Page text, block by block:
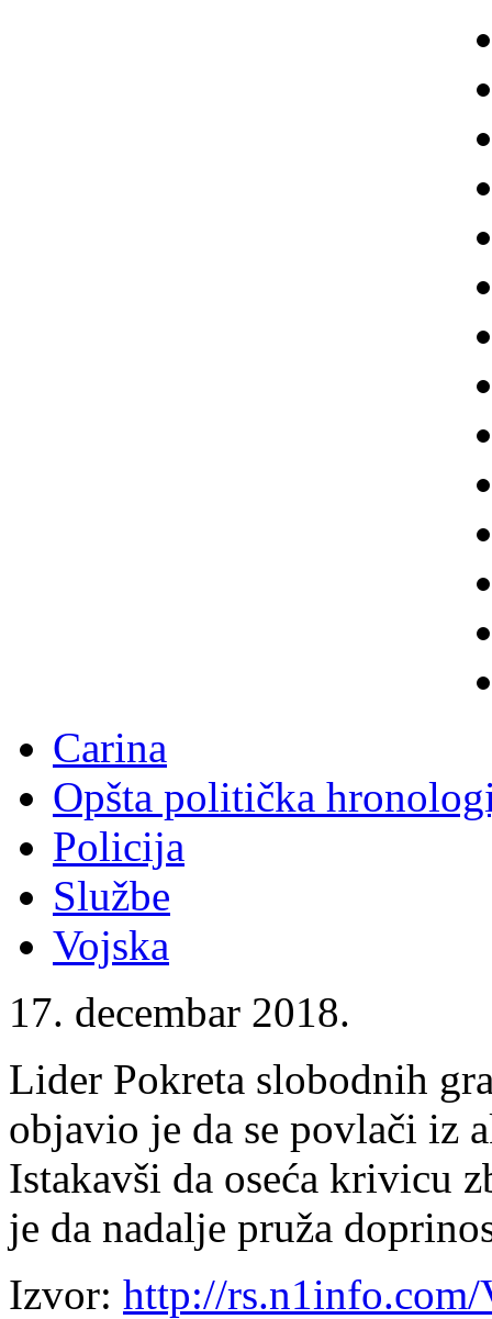
Carina
Opšta politička
Policija
Službe
Vojska
17. decembar 2018.
Lider Pokreta slobodnih
objavio je da se povlači iz
Istakavši da oseća krivicu
je da nadalje pruža
Izvor: http://rs.n1info.com/